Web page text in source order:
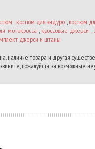
,костюм для эндуро ,костюм
мотокросса , кроссовые джерси ,
джерси и штаны
товара и другая
пожалуйста, за возможные